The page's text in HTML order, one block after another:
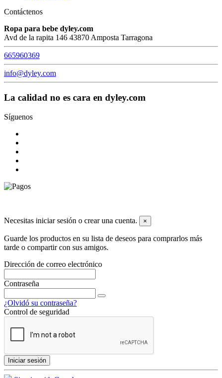
Contáctenos
Ropa para bebe dyley.com
Avd de la rapita 146 43870 Amposta Tarragona
665960369
info@dyley.com
La calidad no es cara en dyley.com
Síguenos
Necesitas iniciar sesión o crear una cuenta. ×
Guarde los productos en su lista de deseos para comprarlos más
tarde o compartir con sus amigos.
Dirección de correo electrónico
Contraseña
¿Olvidó su contraseña?
Control de seguridad
Iniciar sesión